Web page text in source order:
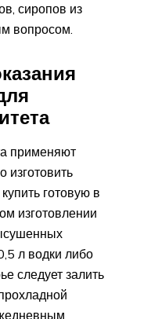
сиропов из
вопросом.
применяют
изготовить
готовую в
изготовлении
л водки либо
следует залить